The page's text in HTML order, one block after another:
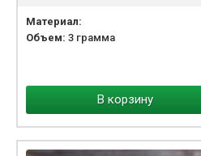
Материал:
Объем: 3 грамма
В корзину